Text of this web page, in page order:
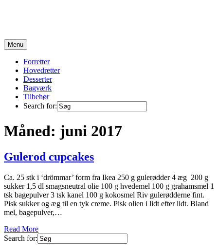
Menu
Forretter
Hovedretter
Desserter
Bagværk
Tilbehør
Search for:
Måned: juni 2017
Gulerod cupcakes
Ca. 25 stk i ‘drömmar’ form fra Ikea 250 g gulerødder 4 æg 200 g
sukker 1,5 dl smagsneutral olie 100 g hvedemel 100 g grahamsmel 1
tsk bagepulver 3 tsk kanel 100 g kokosmel Riv gulerødderne fint.
Pisk sukker og æg til en tyk creme. Pisk olien i lidt efter lidt. Bland
mel, bagepulver,…
Read More
Search for: